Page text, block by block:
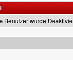
Benutzer wurde